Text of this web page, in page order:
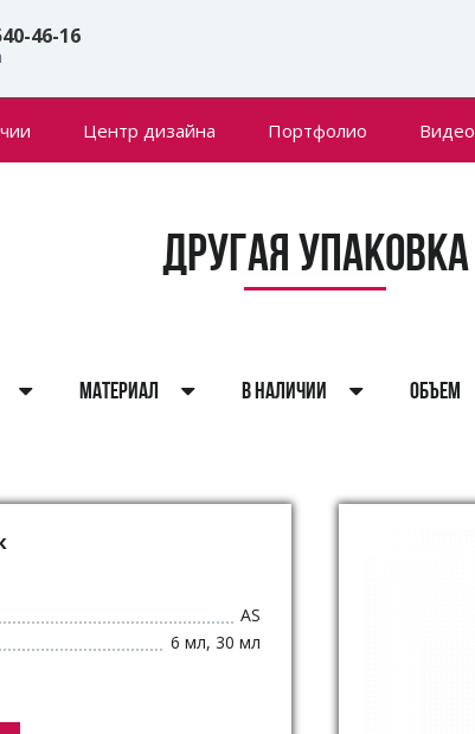
46-16
Центр дизайна Портфолио Видео
Другая упаковка
МАТЕРИАЛ В НАЛИЧИИ ОБЪЕМ
AS
6 мл, 30 мл